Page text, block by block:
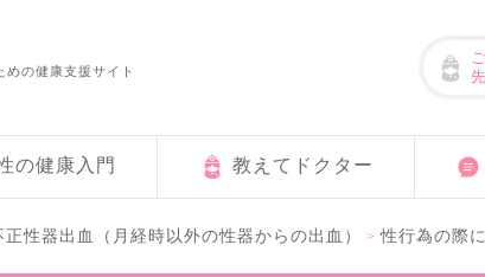
めの健康支援サイト
の健康入門 教えてドクター
正性器出血（月経時以外の性器からの出血） >性行為の際